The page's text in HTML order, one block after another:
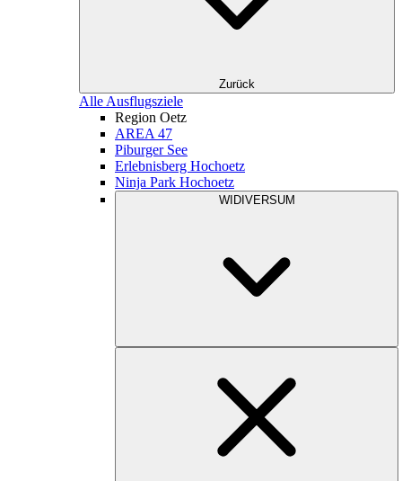
Zurück
Alle Ausflugsziele
Region Oetz
AREA 47
Piburger See
Erlebnisberg Hochoetz
Ninja Park Hochoetz
WIDIVERSUM